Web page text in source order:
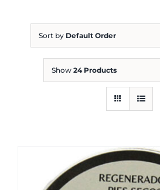
Sort by Default Order
Show 24 Products